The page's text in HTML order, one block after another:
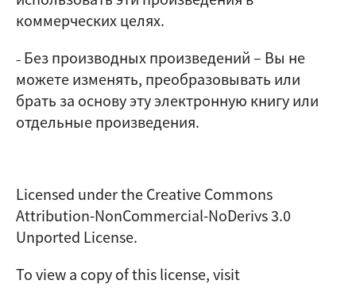
коммерческих целях.
– Без производных произведений– Вы не
можете изменять, преобразовывать или
брать за основу эту электронную книгу или
отдельные произведения.
Licensed under the Creative Commons
Attribution-NonCommercial-NoDerivs 3.0
Unported License.
To view a copy of this license, visit